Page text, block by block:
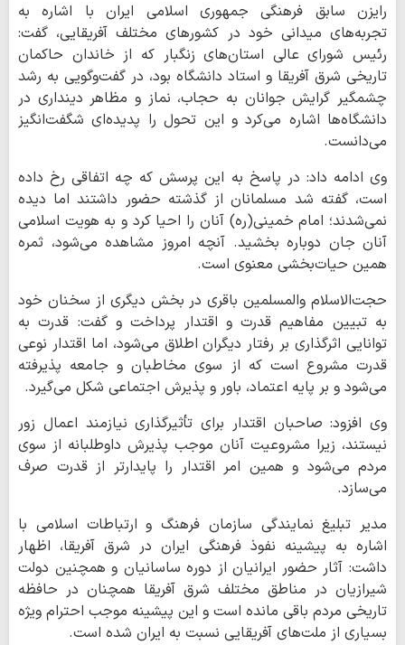
رایزن سابق فرهنگی جمهوری اسلامی ایران با اشاره به
تجربه‌های میدانی خود در کشورهای مختلف آفریقایی، گفت:
رئیس شورای عالی استان‌های زنگبار که از خاندان حاکمان
تاریخی شرق آفریقا و استاد دانشگاه بود، در گفت‌وگویی به رشد
چشمگیر گرایش جوانان به حجاب، نماز و مظاهر دینداری در
دانشگاه‌ها اشاره می‌کرد و این تحول را پدیده‌ای شگفت‌انگیز
می‌دانست.
وی ادامه داد: در پاسخ به این پرسش که چه اتفاقی رخ داده
است، گفته شد مسلمانان از گذشته حضور داشتند اما دیده
نمی‌شدند؛ امام خمینی(ره) آنان را احیا کرد و به هویت اسلامی
آنان جان دوباره بخشید. آنچه امروز مشاهده می‌شود، ثمره
همین حیات‌بخشی معنوی است.
حجت‌الاسلام والمسلمین باقری در بخش دیگری از سخنان خود
به تبیین مفاهیم قدرت و اقتدار پرداخت و گفت: قدرت به
توانایی اثرگذاری بر رفتار دیگران اطلاق می‌شود، اما اقتدار نوعی
قدرت مشروع است که از سوی مخاطبان و جامعه پذیرفته
می‌شود و بر پایه اعتماد، باور و پذیرش اجتماعی شکل می‌گیرد.
وی افزود: صاحبان اقتدار برای تأثیرگذاری نیازمند اعمال زور
نیستند، زیرا مشروعیت آنان موجب پذیرش داوطلبانه از سوی
مردم می‌شود و همین امر اقتدار را پایدارتر از قدرت صرف
می‌سازد.
مدیر تبلیغ نمایندگی سازمان فرهنگ و ارتباطات اسلامی با
اشاره به پیشینه نفوذ فرهنگی ایران در شرق آفریقا، اظهار
داشت: آثار حضور ایرانیان از دوره ساسانیان و همچنین دولت
شیرازیان در مناطق مختلف شرق آفریقا همچنان در حافظه
تاریخی مردم باقی مانده است و این پیشینه موجب احترام ویژه
بسیاری از ملت‌های آفریقایی نسبت به ایران شده است.